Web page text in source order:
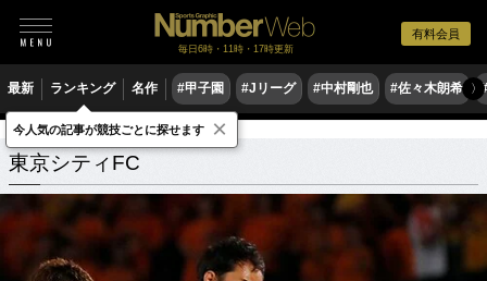
有料会員
毎日6時・11時・17時更新
最新 ランキング 名作 #甲子園 #Jリーグ #中村剛也 #佐々木朗希 〉
東京シティFC 関連記事
東京シティFC
今人気の記事が競技ごとに探せます ×